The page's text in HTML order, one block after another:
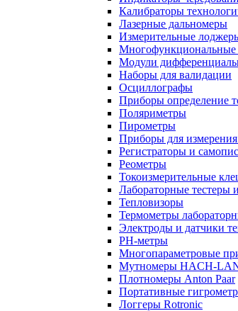
Калибраторы
Лазерные дальномеры
Измерительные
Модули
Наборы для валидации
Осциллографы
Приборы определение
Поляриметры
Пирометры
Приборы для
Регистраторы и
Реометры
Токоизмерительные
Лабораторные тестеры
Тепловизоры
Термометры
Электроды и датчики
РH-метры
Многопараметровые
Мутномеры HACH-
Плотномеры Anton Paar
Портативные
Логгеры Rotronic